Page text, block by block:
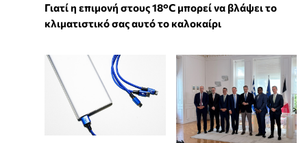
Γιατί η επιμονή στους 18°C μπορεί να βλάψει το
κλιματιστικό σας αυτό το καλοκαίρι